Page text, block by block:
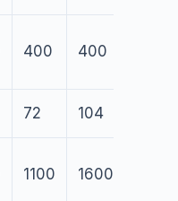
400 400
72 104
1100 1600